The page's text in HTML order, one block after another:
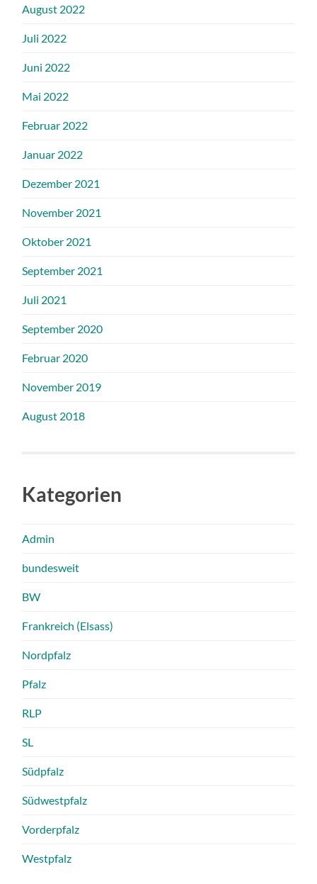
August 2022
Juli 2022
Juni 2022
Mai 2022
Februar 2022
Januar 2022
Dezember 2021
November 2021
Oktober 2021
September 2021
Juli 2021
September 2020
Februar 2020
November 2019
August 2018
Kategorien
Admin
bundesweit
BW
Frankreich (Elsass)
Nordpfalz
Pfalz
RLP
SL
Südpfalz
Südwestpfalz
Vorderpfalz
Westpfalz